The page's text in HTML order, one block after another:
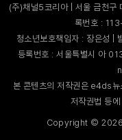
(주)채널5코리아 | 서울 금천
록번호 :
청소년보호책임자 : 장은성
등록번호 : 서울특별시 아
본 콘텐츠의 저작권은 e4ds뉴
저작권법 등
Copyright ©2026